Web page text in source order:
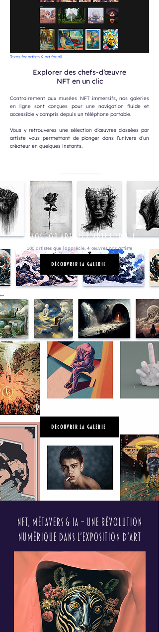
Tezos for artists & art for all
Explorer des chefs-d’œuvre
NFT en un clic
Contrairement aux musées NFT immersifs, nos galeries
en ligne sont conçues pour une navigation fluide et
accessible y compris depuis un téléphone portable.
Vous y retrouverez une sélection d’œuvres classées par
artiste vous permettant de plonger dans l’univers d’un
créateur en quelques instants.
Tezos for Artists & Arts for all
100 artistes que j'apprécie, 4 œuvres par artiste
Découvrir la Galerie
Random Access Memories
Découvrir la Galerie
NFT, métavers & IA – Une révolution
numérique dans l’exposition d’art